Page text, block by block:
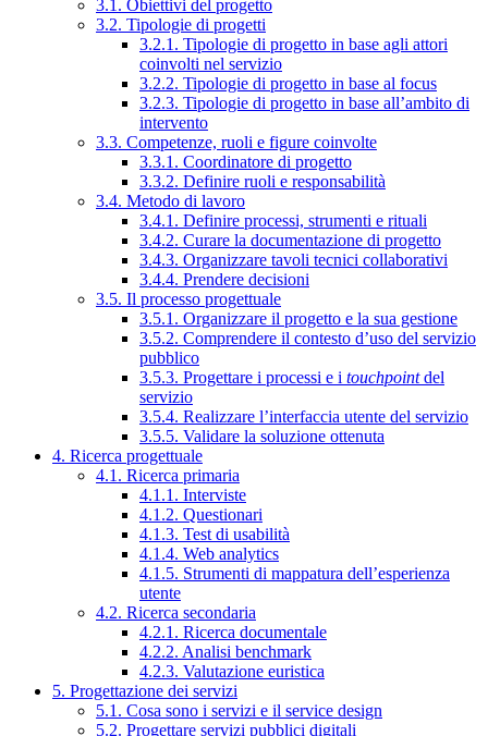
3.1. Obiettivi del progetto
3.2. Tipologie di progetti
3.2.1. Tipologie di progetto in base agli attori
coinvolti nel servizio
3.2.2. Tipologie di progetto in base al focus
3.2.3. Tipologie di progetto in base all’ambito di
intervento
3.3. Competenze, ruoli e figure coinvolte
3.3.1. Coordinatore di progetto
3.3.2. Definire ruoli e responsabilità
3.4. Metodo di lavoro
3.4.1. Definire processi, strumenti e rituali
3.4.2. Curare la documentazione di progetto
3.4.3. Organizzare tavoli tecnici collaborativi
3.4.4. Prendere decisioni
3.5. Il processo progettuale
3.5.1. Organizzare il progetto e la sua gestione
3.5.2. Comprendere il contesto d’uso del servizio
pubblico
3.5.3. Progettare i processi e i touchpointdel
servizio
3.5.4. Realizzare l’interfaccia utente del servizio
3.5.5. Validare la soluzione ottenuta
4. Ricerca progettuale
4.1. Ricerca primaria
4.1.1. Interviste
4.1.2. Questionari
4.1.3. Test di usabilità
4.1.4. Web analytics
4.1.5. Strumenti di mappatura dell’esperienza
utente
4.2. Ricerca secondaria
4.2.1. Ricerca documentale
4.2.2. Analisi benchmark
4.2.3. Valutazione euristica
5. Progettazione dei servizi
5.1. Cosa sono i servizi e il service design
5.2. Progettare servizi pubblici digitali